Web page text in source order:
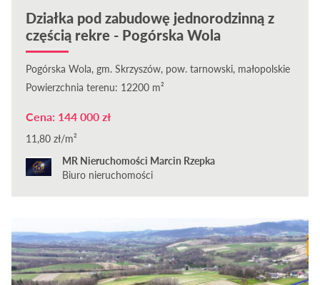
Działka pod zabudowę jednorodzinną z
częścią rekre - Pogórska Wola
Pogórska Wola, gm. Skrzyszów, pow. tarnowski, małopolskie
Powierzchnia terenu: 12200 m²
Cena: 144 000 zł
11,80 zł/m²
MR Nieruchomości Marcin Rzepka
Biuro nieruchomości